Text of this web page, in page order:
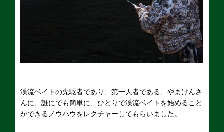
渓流ベイトの先駆者であり、第一人者である、やまけんさ
んに、誰にでも簡単に、ひとりで渓流ベイトを始めること
ができるノウハウをレクチャーしてもらいました。